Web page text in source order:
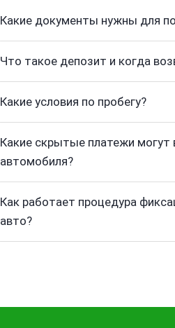
Какие документы нужны для
Что такое депозит и когда
Какие условия по пробегу?
Какие скрытые платежи могут
автомобиля?
Как работает процедура
авто?